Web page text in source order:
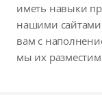
иметь навыки
нашими
вам с
мы их